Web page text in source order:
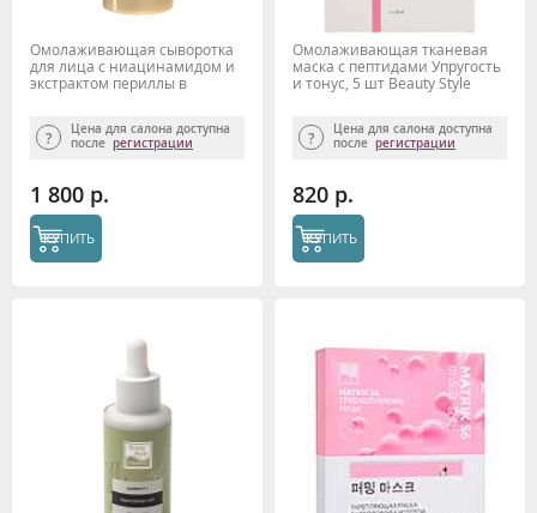
Омолаживающая сыворотка
для лица с ниацинамидом и
экстрактом периллы в
Цена для салона доступна
после регистрации
1 800 р.
КУПИТЬ
Омолаживающая тканевая
маска с пептидами Упругость
и тонус, 5 шт Beauty Style
Цена для салона доступна
после регистрации
820 р.
КУПИТЬ